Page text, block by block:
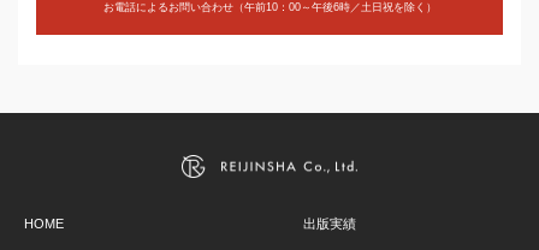
お電話によるお問い合わせ（午前10：00～午後6時／土日祝を除く）
HOME 出版実績